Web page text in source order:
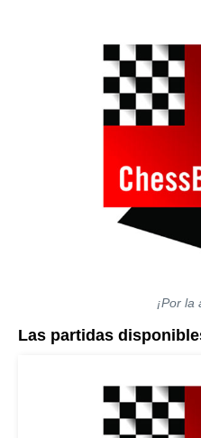
¡Por la
Las partidas